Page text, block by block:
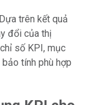
trên kết quả
đổi của thị
số KPI, mục
tính phù hợp